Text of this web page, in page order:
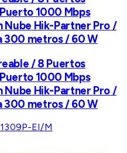
1000 Mbps
Hik-Partner Pro /
300 metros / 60 W
/ 8 Puertos
1000 Mbps
Hik-Partner Pro /
300 metros / 60 W
EI/M